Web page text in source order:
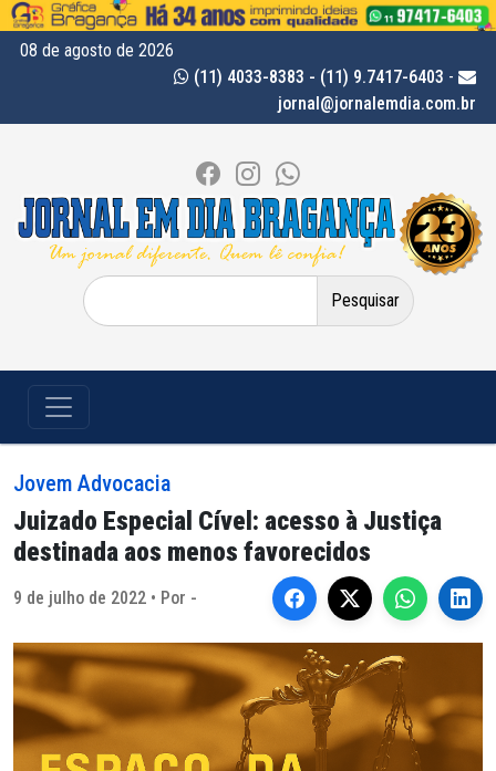
08 de agosto de 2026
(11) 4033-8383 - (11) 9.7417-6403 -
jornal@jornalemdia.com.br
Pesquisar
por:
Jovem Advocacia
Juizado Especial Cível: acesso à Justiça
destinada aos menos favorecidos
9 de julho de 2022 • Por -